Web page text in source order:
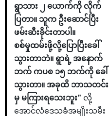
ရွာသား ၂ ယောက်ကို လိုက်
ပြတာ။ သူက ဦးဆောင်ပြီး
ဖမ်းဆီးခိုင်းတာပါ။
စစ်မှုထမ်းဖို့လို့ပြောပြီးခေါ်
သွားတာဘဲ။ ရွာရဲ့ အနောက်
ဘက် ကပစ ၁၅ ဘက်ကို ခေါ်
သွားတာ။ အခုထိ ဘာသတင်း
မှ မကြားရသေးဘူး” လို့
အောင်လံဒေသခံအမျိုးသမီး